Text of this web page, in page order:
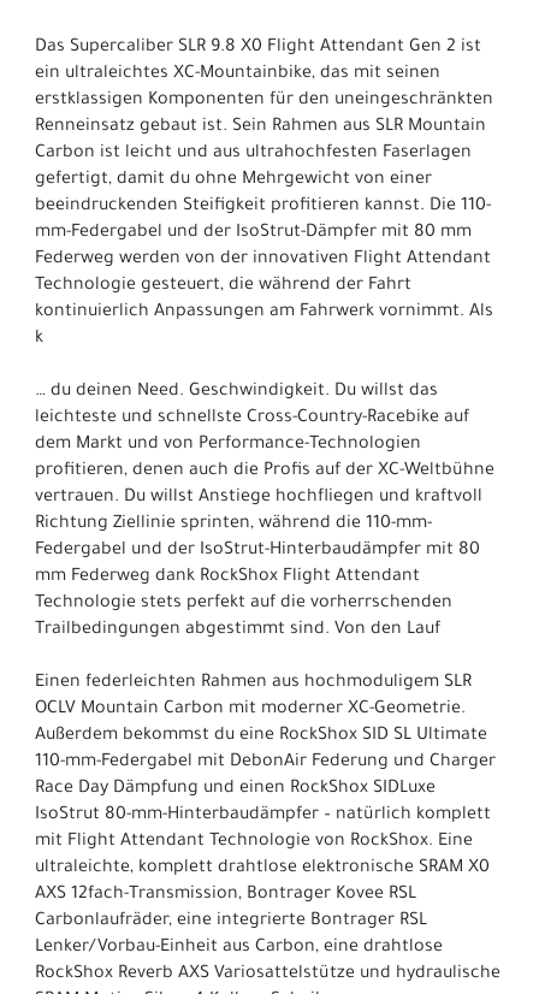
Das Supercaliber SLR 9.8 X0 Flight Attendant Gen 2 ist
ein ultraleichtes XC-Mountainbike, das mit seinen
erstklassigen Komponenten für den uneingeschränkten
Renneinsatz gebaut ist. Sein Rahmen aus SLR Mountain
Carbon ist leicht und aus ultrahochfesten Faserlagen
gefertigt, damit du ohne Mehrgewicht von einer
beeindruckenden Steifigkeit profitieren kannst. Die 110-
mm-Federgabel und der IsoStrut-Dämpfer mit 80 mm
Federweg werden von der innovativen Flight Attendant
Technologie gesteuert, die während der Fahrt
kontinuierlich Anpassungen am Fahrwerk vornimmt. Als
k
… du deinen Need. Geschwindigkeit. Du willst das
leichteste und schnellste Cross-Country-Racebike auf
dem Markt und von Performance-Technologien
profitieren, denen auch die Profis auf der XC-Weltbühne
vertrauen. Du willst Anstiege hochfliegen und kraftvoll
Richtung Ziellinie sprinten, während die 110-mm-
Federgabel und der IsoStrut-Hinterbaudämpfer mit 80
mm Federweg dank RockShox Flight Attendant
Technologie stets perfekt auf die vorherrschenden
Trailbedingungen abgestimmt sind. Von den Lauf
Einen federleichten Rahmen aus hochmoduligem SLR
OCLV Mountain Carbon mit moderner XC-Geometrie.
Außerdem bekommst du eine RockShox SID SL Ultimate
110-mm-Federgabel mit DebonAir Federung und Charger
Race Day Dämpfung und einen RockShox SIDLuxe
IsoStrut 80-mm-Hinterbaudämpfer – natürlich komplett
mit Flight Attendant Technologie von RockShox. Eine
ultraleichte, komplett drahtlose elektronische SRAM X0
AXS 12fach-Transmission, Bontrager Kovee RSL
Carbonlaufräder, eine integrierte Bontrager RSL
Lenker/Vorbau-Einheit aus Carbon, eine drahtlose
RockShox Reverb AXS Variosattelstütze und hydraulische